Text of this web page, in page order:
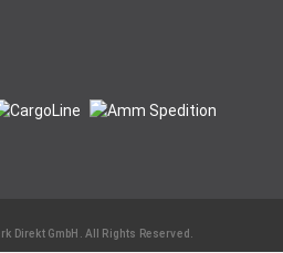
Direkt GmbH. All Rights Reserved.